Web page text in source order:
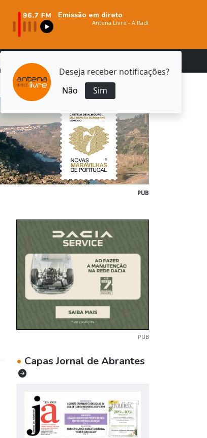
Deseja receber notificações?
Não
Sim
Emissão em direto
PUB
PUB
• Capas Jornal de Abrantes